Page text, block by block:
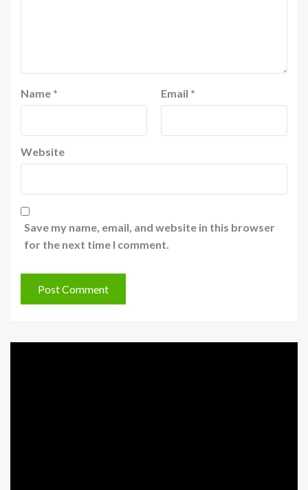
Name * Email *
Website
Save my name, email, and website in this browser
for the next time I comment.